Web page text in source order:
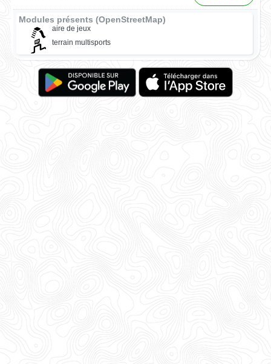
Modules présents (OpenStreetMap)
aire de jeux
terrain multisports